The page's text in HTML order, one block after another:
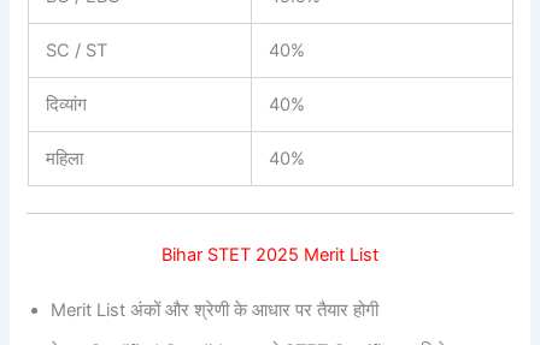
SC / ST 40%
दिव्यांग 40%
महिला 40%
Bihar STET 2025 Merit List
Merit List अंकों और श्रेणी के आधार पर तैयार होगी